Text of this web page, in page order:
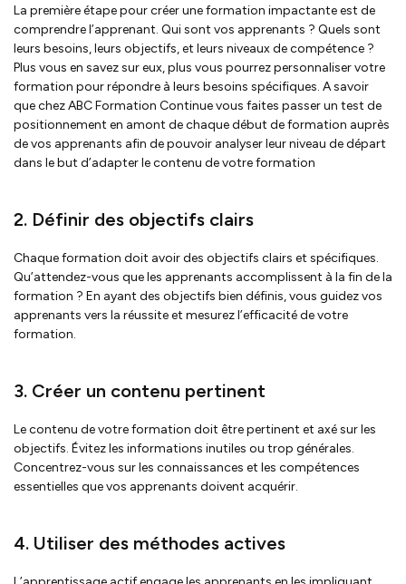
La première étape pour créer une formation impactante est de
comprendre l’apprenant. Qui sont vos apprenants ? Quels sont
leurs besoins, leurs objectifs, et leurs niveaux de compétence ?
Plus vous en savez sur eux, plus vous pourrez personnaliser votre
formation pour répondre à leurs besoins spécifiques. A savoir
que chez ABC Formation Continue vous faites passer un test de
positionnement en amont de chaque début de formation auprès
de vos apprenants afin de pouvoir analyser leur niveau de départ
dans le but d’adapter le contenu de votre formation
2. Définir des objectifs clairs
Chaque formation doit avoir des objectifs clairs et spécifiques.
Qu’attendez-vous que les apprenants accomplissent à la fin de la
formation ? En ayant des objectifs bien définis, vous guidez vos
apprenants vers la réussite et mesurez l’efficacité de votre
formation.
3. Créer un contenu pertinent
Le contenu de votre formation doit être pertinent et axé sur les
objectifs. Évitez les informations inutiles ou trop générales.
Concentrez-vous sur les connaissances et les compétences
essentielles que vos apprenants doivent acquérir.
4. Utiliser des méthodes actives